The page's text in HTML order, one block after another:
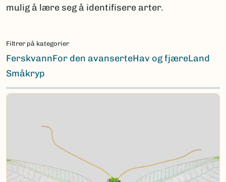
mulig å lære seg å identifisere arter.
Filtrer på kategorier
FerskvannFor den avanserteHav og fjæreLand
Småkryp